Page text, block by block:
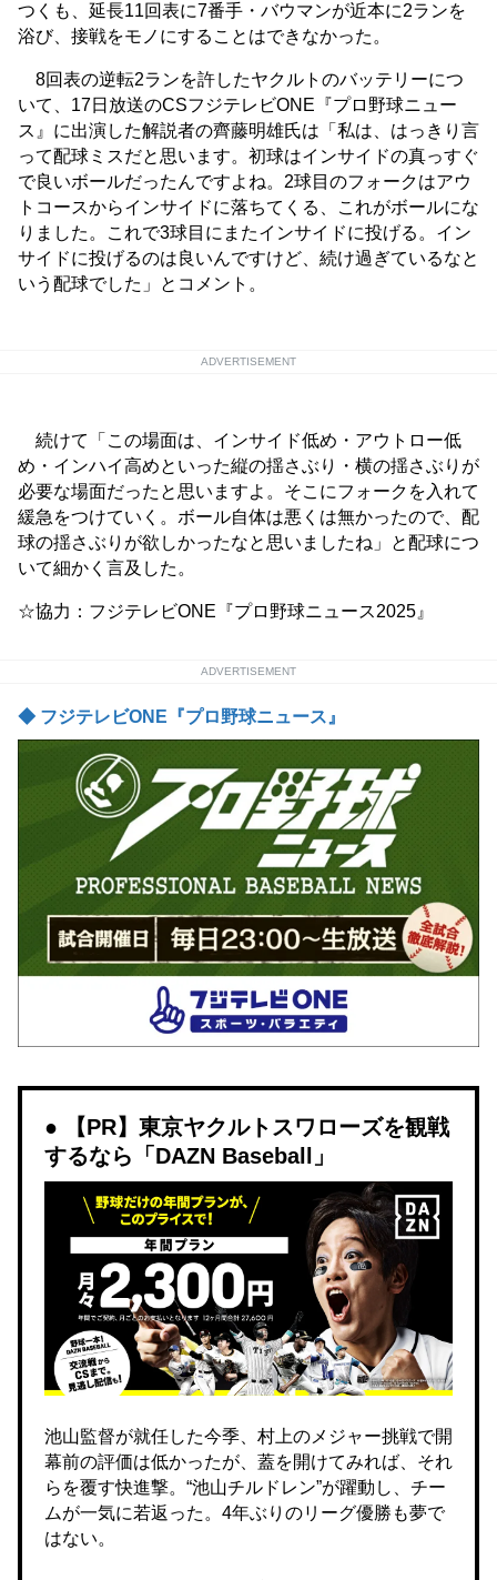
つくも、延長11回表に7番手・バウマンが近本に2ランを
浴び、接戦をモノにすることはできなかった。
8回表の逆転2ランを許したヤクルトのバッテリーにつ
いて、17日放送のCSフジテレビONE『プロ野球ニュー
ス』に出演した解説者の齊藤明雄氏は「私は、はっきり言
って配球ミスだと思います。初球はインサイドの真っすぐ
で良いボールだったんですよね。2球目のフォークはアウ
トコースからインサイドに落ちてくる、これがボールにな
りました。これで3球目にまたインサイドに投げる。イン
サイドに投げるのは良いんですけど、続け過ぎているなと
いう配球でした」とコメント。
ADVERTISEMENT
続けて「この場面は、インサイド低め・アウトロー低
め・インハイ高めといった縦の揺さぶり・横の揺さぶりが
必要な場面だったと思いますよ。そこにフォークを入れて
緩急をつけていく。ボール自体は悪くは無かったので、配
球の揺さぶりが欲しかったなと思いましたね」と配球につ
いて細かく言及した。
☆協力：フジテレビONE『プロ野球ニュース2025』
ADVERTISEMENT
◆ フジテレビONE『プロ野球ニュース』
【PR】東京ヤクルトスワローズを観戦
するなら「DAZN Baseball」
池山監督が就任した今季、村上のメジャー挑戦で開
幕前の評価は低かったが、蓋を開けてみれば、それ
らを覆す快進撃。“池山チルドレン”が躍動し、チー
ムが一気に若返った。4年ぶりのリーグ優勝も夢で
はない。